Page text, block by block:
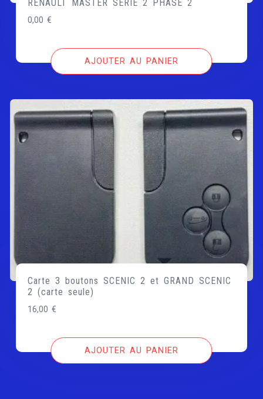
RENAULT MASTER SÉRIE 2 PHASE 2
0,00€
AJOUTER AU PANIER
Carte 3 boutons SCENIC 2 et GRAND SCENIC
2 (carte seule)
16,00€
AJOUTER AU PANIER